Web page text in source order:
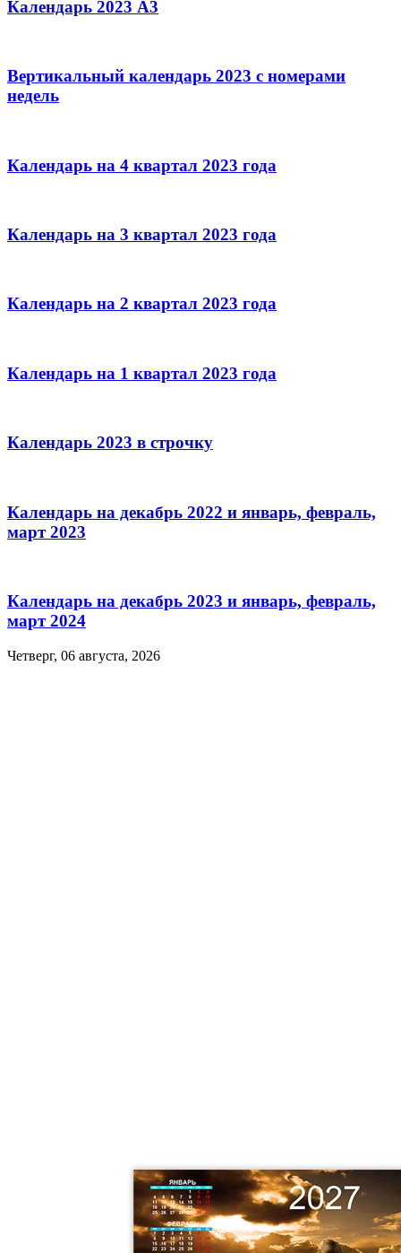
Календарь 2023 А3
Вертикальный календарь 2023 с номерами
недель
Календарь на 4 квартал 2023 года
Календарь на 3 квартал 2023 года
Календарь на 2 квартал 2023 года
Календарь на 1 квартал 2023 года
Календарь 2023 в строчку
Календарь на декабрь 2022 и январь, февраль,
март 2023
Календарь на декабрь 2023 и январь, февраль,
март 2024
Четверг, 06 августа, 2026